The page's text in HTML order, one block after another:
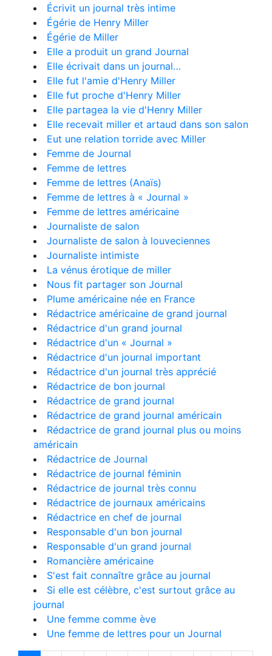
Écrivit un journal très intime
Égérie de Henry Miller
Égérie de Miller
Elle a produit un grand Journal
Elle écrivait dans un journal…
Elle fut l'amie d'Henry Miller
Elle fut proche d'Henry Miller
Elle partagea la vie d'Henry Miller
Elle recevait miller et artaud dans son salon
Eut une relation torride avec Miller
Femme de Journal
Femme de lettres
Femme de lettres (Anaïs)
Femme de lettres à « Journal »
Femme de lettres américaine
Journaliste de salon
Journaliste de salon à louveciennes
Journaliste intimiste
La vénus érotique de miller
Nous fit partager son Journal
Plume américaine née en France
Rédactrice américaine de grand journal
Rédactrice d'un grand journal
Rédactrice d'un « Journal »
Rédactrice d'un journal important
Rédactrice d'un journal très apprécié
Rédactrice de bon journal
Rédactrice de grand journal
Rédactrice de grand journal américain
Rédactrice de grand journal plus ou moins
américain
Rédactrice de Journal
Rédactrice de journal féminin
Rédactrice de journal très connu
Rédactrice de journaux américains
Rédactrice en chef de journal
Responsable d'un bon journal
Responsable d'un grand journal
Romancière américaine
S'est fait connaître grâce au journal
Si elle est célèbre, c'est surtout grâce au
journal
Une femme comme ève
Une femme de lettres pour un Journal